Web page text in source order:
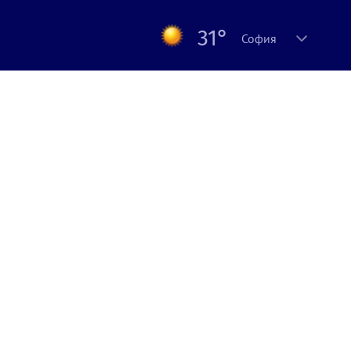
31° София